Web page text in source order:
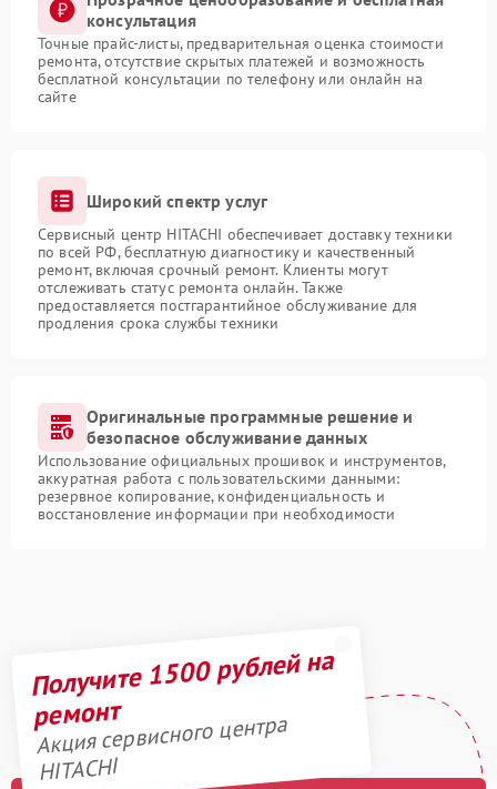
консультация
Точные прайс-листы, предварительная оценка стоимости
ремонта, отсутствие скрытых платежей и возможность
бесплатной консультации по телефону или онлайн на
сайте
Широкий спектр услуг
Сервисный центр HITACHI обеспечивает доставку техники
по всей РФ, бесплатную диагностику и качественный
ремонт, включая срочный ремонт. Клиенты могут
отслеживать статус ремонта онлайн. Также
предоставляется постгарантийное обслуживание для
продления срока службы техники
Оригинальные программные решение и
безопасное обслуживание данных
Использование официальных прошивок и инструментов,
аккуратная работа с пользовательскими данными:
резервное копирование, конфиденциальность и
восстановление информации при необходимости
Получите 1500 рублей на
ремонт
Акция сервисного центра
HITACHI